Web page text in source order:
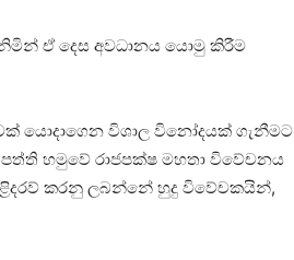
ඒ දෙස අවධානය යොමු කිරීම
යොදාගෙන විශාල විනෝදයක් ගැනීමට
හමුවේ රාජපක්ෂ මහතා විවේචනය
කරනු ලබන්නේ හුදු විවේචකයින්,